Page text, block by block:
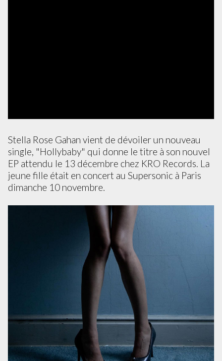
Stella Rose Gahan vient de dévoiler un nouveau
single, "Hollybaby" qui donne le titre à son nouvel
EP attendu le 13 décembre chez KRO Records. La
jeune fille était en concert au Supersonic à Paris
dimanche 10 novembre.